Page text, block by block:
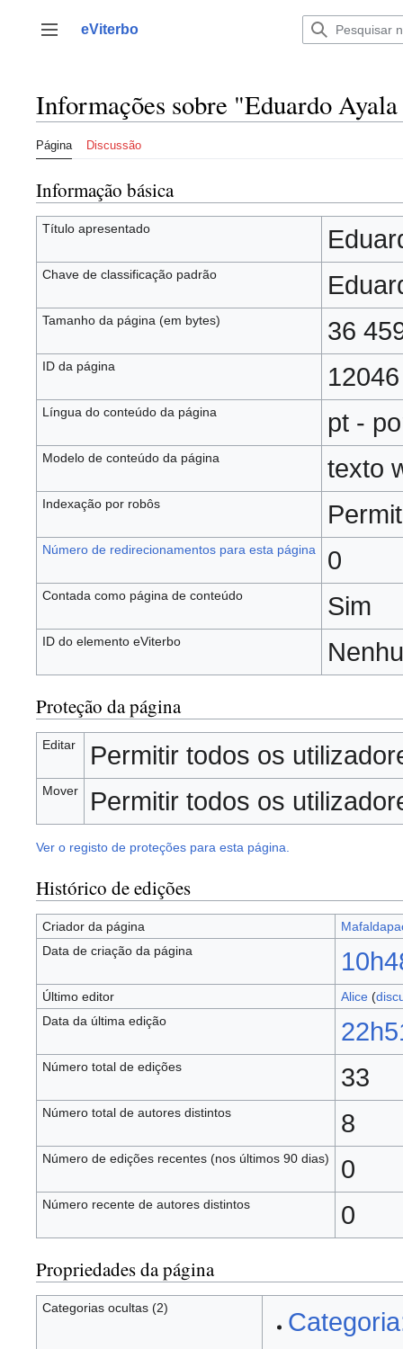
para
Alternar barra lateral
eViterbo
Informações sobre "Eduardo
Página Discussão
Informação básica
Título apresentado
Chave de classificação padrão
Tamanho da página (em bytes) 36
ID da página 12046
Língua do conteúdo da página pt -
Modelo de conteúdo da página texto
Indexação por robôs
Número de redirecionamentos para esta página 0
Contada como página de conteúdo Sim
ID do elemento eViterbo
Proteção da página
Editar Permitir todos os
Mover Permitir todos os
Ver o registo de proteções para esta página.
Histórico de edições
Criador da página
Data de criação da página
Último editor Alice (
Data da última edição
Número total de edições 33
Número total de autores distintos 8
Número de edições recentes (nos últimos 90 dias) 0
Número recente de autores distintos 0
Propriedades da página
Categorias ocultas (2)